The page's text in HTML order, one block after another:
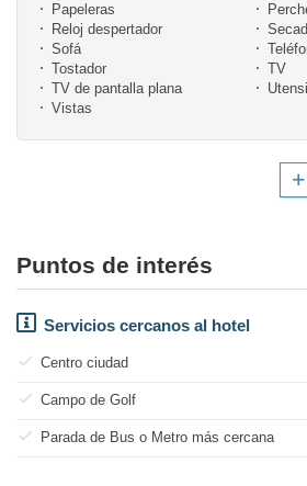
Papeleras
Reloj despertador
Sofá
Tostador
TV
TV de pantalla plana
Vistas
Puntos de interés
Servicios cercanos al hotel
Centro ciudad
Campo de Golf
Parada de Bus o Metro más cercana